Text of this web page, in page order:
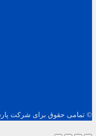
© تمامی حقوق برای شرکت